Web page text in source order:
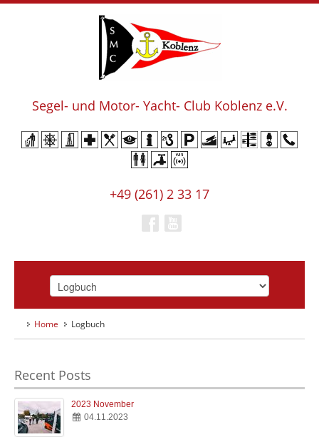
Segel- und Motor- Yacht- Club Koblenz e.V.
+49 (261) 2 33 17
Willkommen
Clubinfos
Home Logbuch
Recent Posts
2023 November
04.11.2023